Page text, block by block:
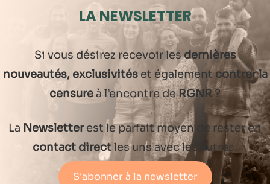
LA NEWSLETTER
Si vous désirez recevoir lesdernières
nouveautés, exclusivitéset également contrer la
censureà l’encontre deRGNR?
La Newsletterest le parfait moyen de rester en
contact directles uns avec les autres.
S'abonner à la newsletter